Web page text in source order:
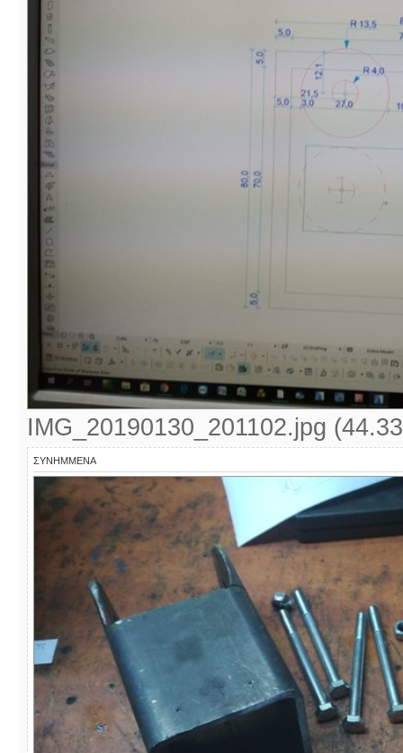
IMG_20190130_201102.jpg
ΣΥΝΗΜΜΈΝΑ